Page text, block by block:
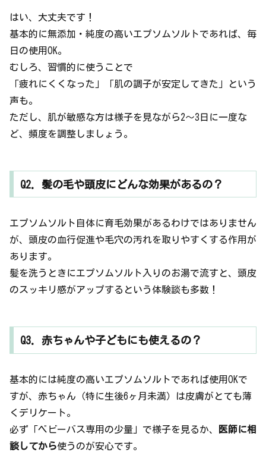
はい、大丈夫です！
基本的に無添加・純度の高いエプソムソルトであれば、毎
日の使用OK。
むしろ、習慣的に使うことで
「疲れにくくなった」「肌の調子が安定してきた」という
声も。
ただし、肌が敏感な方は様子を見ながら2〜3日に一度な
ど、頻度を調整しましょう。
Q2. 髪の毛や頭皮にどんな効果があるの？
エプソムソルト自体に育毛効果があるわけではありません
が、頭皮の血行促進や毛穴の汚れを取りやすくする作用が
あります。
髪を洗うときにエプソムソルト入りのお湯で流すと、頭皮
のスッキリ感がアップするという体験談も多数！
Q3. 赤ちゃんや子どもにも使えるの？
基本的には純度の高いエプソムソルトであれば使用OKで
すが、赤ちゃん（特に生後6ヶ月未満）は皮膚がとても薄
くデリケート。
必ず「ベビーバス専用の少量」で様子を見るか、
医師に相
談してから使うのが安心です。